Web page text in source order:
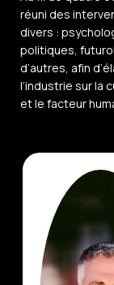
réuni des
divers :
politiques,
d’autres, afin
l’industrie sur la
et le facteur